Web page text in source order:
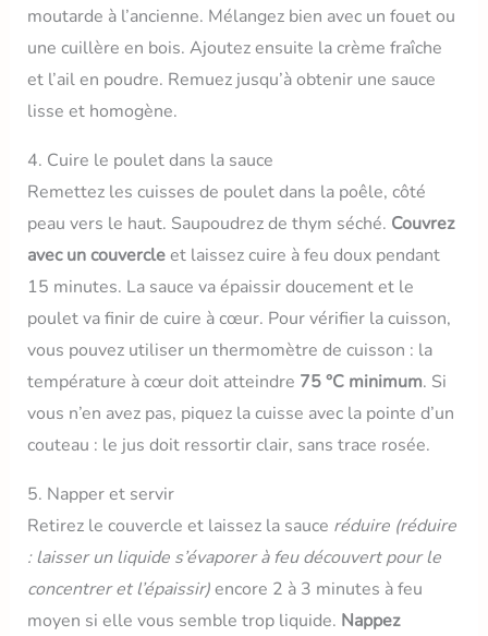
moutarde à l’ancienne. Mélangez bien avec un fouet ou
une cuillère en bois. Ajoutez ensuite la crème fraîche
et l’ail en poudre. Remuez jusqu’à obtenir une sauce
lisse et homogène.
4. Cuire le poulet dans la sauce
Remettez les cuisses de poulet dans la poêle, côté
peau vers le haut. Saupoudrez de thym séché. Couvrez
avec un couvercleet laissez cuire à feu doux pendant
15 minutes. La sauce va épaissir doucement et le
poulet va finir de cuire à cœur. Pour vérifier la cuisson,
vous pouvez utiliser un thermomètre de cuisson : la
température à cœur doit atteindre 75 °C minimum. Si
vous n’en avez pas, piquez la cuisse avec la pointe d’un
couteau : le jus doit ressortir clair, sans trace rosée.
5. Napper et servir
Retirez le couvercle et laissez la sauce réduire (réduire
: laisser un liquide s’évaporer à feu découvert pour le
concentrer et l’épaissir)encore 2 à 3 minutes à feu
moyen si elle vous semble trop liquide. Nappez